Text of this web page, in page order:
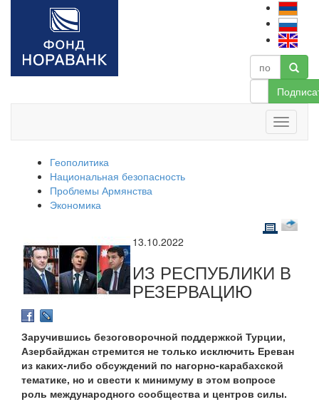
Геополитика
Национальная безопасность
Проблемы Армянства
Экономика
13.10.2022
ИЗ РЕСПУБЛИКИ В
РЕЗЕРВАЦИЮ
Заручившись безоговорочной поддержкой Турции,
Азербайджан стремится не только исключить Ереван
из каких-либо обсуждений по нагорно-карабахской
тематике, но и свести к минимуму в этом вопросе
роль международного сообщества и центров силы.